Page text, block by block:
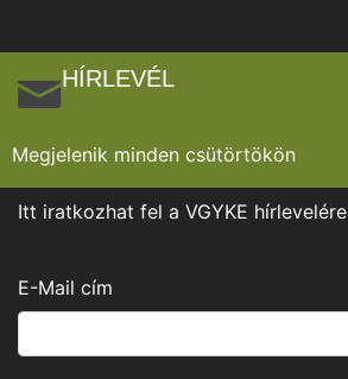
HÍRLEVÉL
Megjelenik minden csütörtökön
Itt iratkozhat fel a VGYKE hírlevelére
E-Mail cím